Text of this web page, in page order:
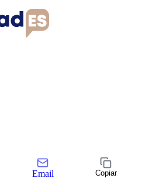
Email Copiar